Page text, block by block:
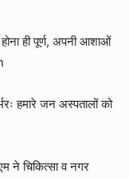
ही पूर्ण, अपनी आशाओं
हमारे जन अस्पतालों को
ने चिकित्सा व नगर